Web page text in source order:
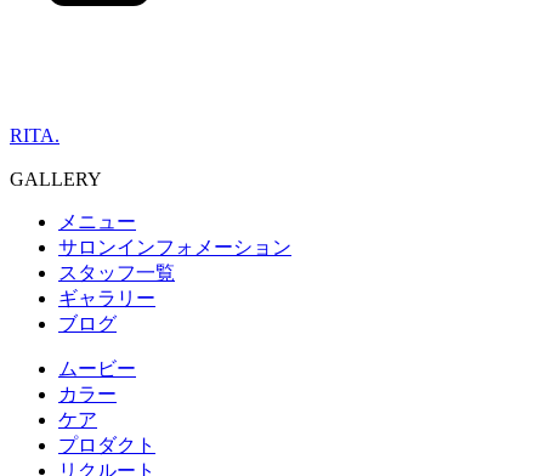
RITA.
GALLERY
メニュー
サロンインフォメーション
スタッフ一覧
ギャラリー
ブログ
ムービー
カラー
ケア
プロダクト
リクルート